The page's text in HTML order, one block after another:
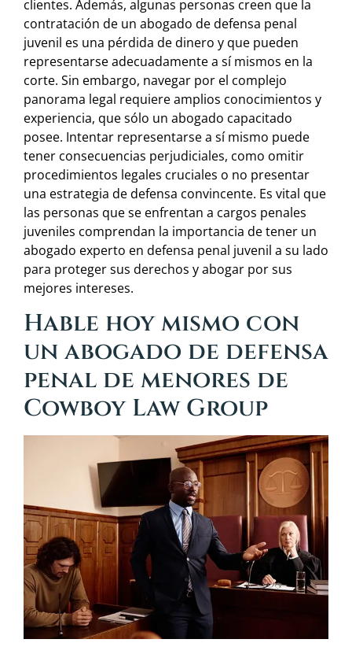
clientes. Además, algunas personas creen que la
contratación de un abogado de defensa penal
juvenil es una pérdida de dinero y que pueden
representarse adecuadamente a sí mismos en la
corte. Sin embargo, navegar por el complejo
panorama legal requiere amplios conocimientos y
experiencia, que sólo un abogado capacitado
posee. Intentar representarse a sí mismo puede
tener consecuencias perjudiciales, como omitir
procedimientos legales cruciales o no presentar
una estrategia de defensa convincente. Es vital que
las personas que se enfrentan a cargos penales
juveniles comprendan la importancia de tener un
abogado experto en defensa penal juvenil a su lado
para proteger sus derechos y abogar por sus
mejores intereses.
Hable hoy mismo con
un abogado de defensa
penal de menores de
Cowboy Law Group